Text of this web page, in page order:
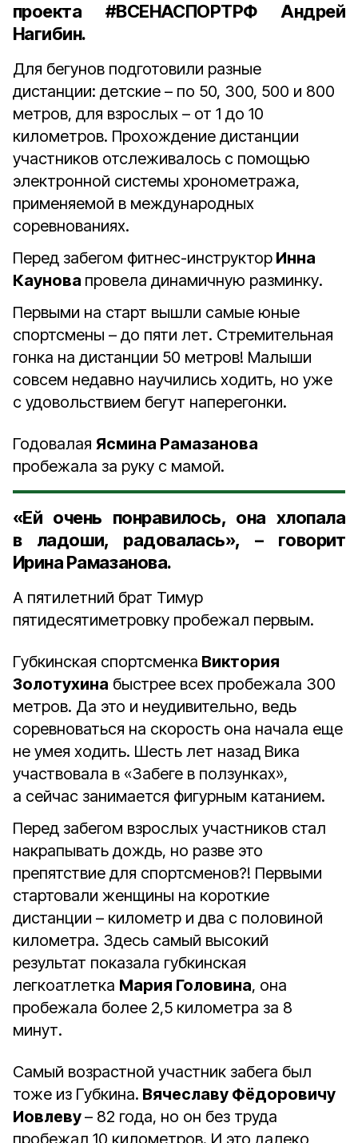
проекта #ВСЕНАСПОРТРФ Андрей
Нагибин.
Для бегунов подготовили разные
дистанции: детские – по 50, 300, 500 и 800
метров, для взрослых – от 1 до 10
километров. Прохождение дистанции
участников отслеживалось с помощью
электронной системы хронометража,
применяемой в международных
соревнованиях.
Перед забегом фитнес-инструктор Инна
Каунова провела динамичную разминку.
Первыми на старт вышли самые юные
спортсмены – до пяти лет. Стремительная
гонка на дистанции 50 метров! Малыши
совсем недавно научились ходить, но уже
с удовольствием бегут наперегонки.
Годовалая Ясмина Рамазанова
пробежала за руку с мамой.
«Ей очень понравилось, она хлопала
в ладоши, радовалась», – говорит
Ирина Рамазанова.
А пятилетний брат Тимур
пятидесятиметровку пробежал первым.
Губкинская спортсменка Виктория
Золотухина быстрее всех пробежала 300
метров. Да это и неудивительно, ведь
соревноваться на скорость она начала еще
не умея ходить. Шесть лет назад Вика
участвовала в «Забеге в ползунках»,
а сейчас занимается фигурным катанием.
Перед забегом взрослых участников стал
накрапывать дождь, но разве это
препятствие для спортсменов?! Первыми
стартовали женщины на короткие
дистанции – километр и два с половиной
километра. Здесь самый высокий
результат показала губкинская
легкоатлетка Мария Головина, она
пробежала более 2,5 километра за 8
минут.
Самый возрастной участник забега был
тоже из Губкина. Вячеславу Фёдоровичу
Иовлеву– 82 года, но он без труда
пробежал 10 километров. И это далеко